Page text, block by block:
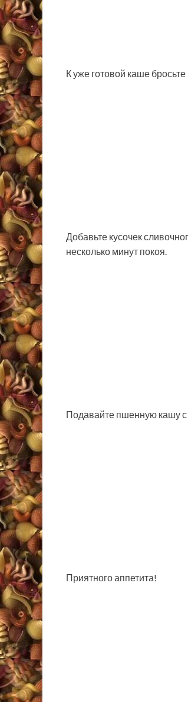
К уже готовой каше
Добавьте кусочек
несколько минут покоя.
Подавайте пшенную кашу с
Приятного аппетита!